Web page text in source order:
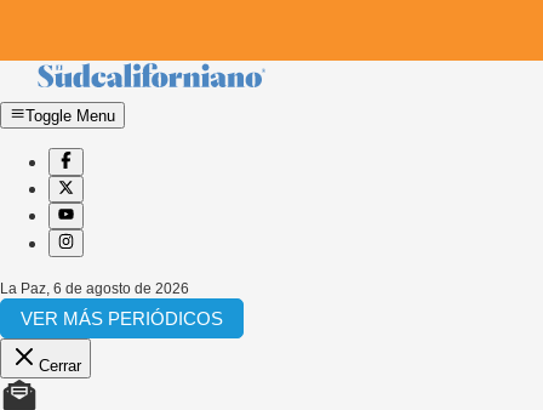
Toggle Menu
La Paz 6 de agosto de 2026
VER MÁS PERIÓDICOS
Cerrar